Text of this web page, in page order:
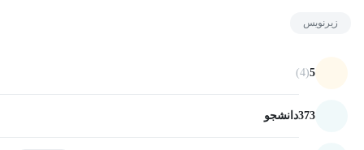
زیرنویس
5
(4)
373دانشجو